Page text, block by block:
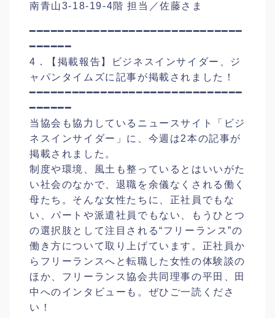
南青山3-18-19-4階 担当／佐藤さま
━━━━━━━━━━━━━━━━━━━━━━━━━━━━━━
━━━━━━
4．【掲載報告】ビジネスインサイダー、ジ
ャパンタイムズに記事が掲載されました！
━━━━━━━━━━━━━━━━━━━━━━━━━━━━━━
━━━━━━
当協会も協力しているニュースサイト「ビジ
ネスインサイダー」に、今週は2本の記事が
掲載されました。
制度や環境、風土も整っているとはいいがた
い社会のなかで、退職を余儀なくされる働く
母たち。そんな女性たちに、正社員でもな
い、パートや派遣社員でもない、もうひとつ
の選択肢として注目される“フリーランス”の
働き方について取り上げています。正社員か
らフリーランスへと転職した女性の体験談の
ほか、フリーランス協会共同理事の平田、田
中へのインタビューも。ぜひご一読くださ
い！